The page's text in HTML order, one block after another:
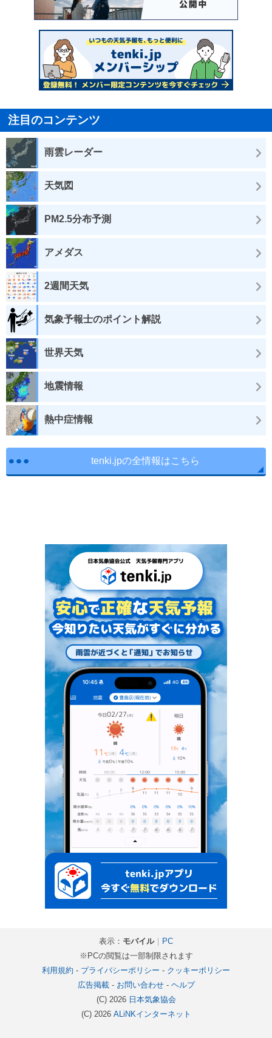
注目のコンテンツ
雨雲レーダー
天気図
PM2.5分布予測
アメダス
2週間天気
気象予報士のポイント解説
世界天気
地震情報
熱中症情報
tenki.jpの全情報はこちら
表示： モバイル｜
PC
※PCの閲覧は一部制限されます
利用規約 - プライバシーポリシー - クッキーポリシー
広告掲載- お問い合わせ- ヘルプ
(C) 2026 日本気象協会
(C) 2026 ALiNKインターネット